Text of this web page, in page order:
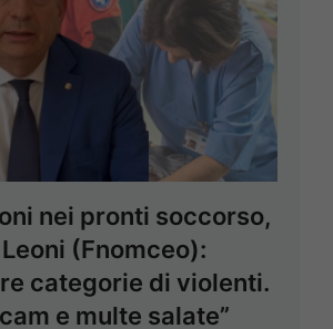
nei pronti soccorso,
(Fnomceo):
categorie di violenti.
e multe salate”